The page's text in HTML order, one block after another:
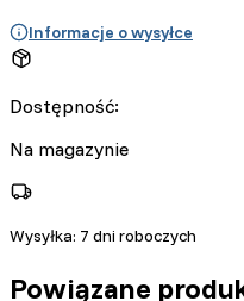
Informacje o wysyłce
Dostępność:
Na magazynie
Wysyłka: 7 dni roboczych
Powiązane